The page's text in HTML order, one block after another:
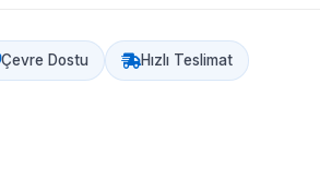
Çevre Dostu Hızlı Teslimat